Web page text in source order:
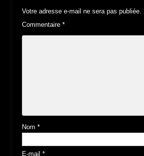
Votre adresse e-mail ne sera pas publiée.
Commentaire *
Nom *
E-mail *